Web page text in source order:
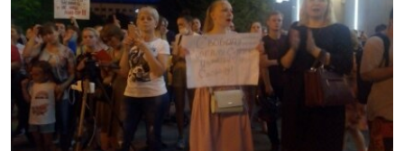
ՄԻՋԱԶԳԱՅԻՆ
ՄՇԱԿՈՒՅԹ
ՍՊՈՐՏ
ՄԵԿՆԱԲԱՆՈՒԹՅՈՒՆ
ՏՏ ԵՒ ԻՆՏԵՐՆԵՏ